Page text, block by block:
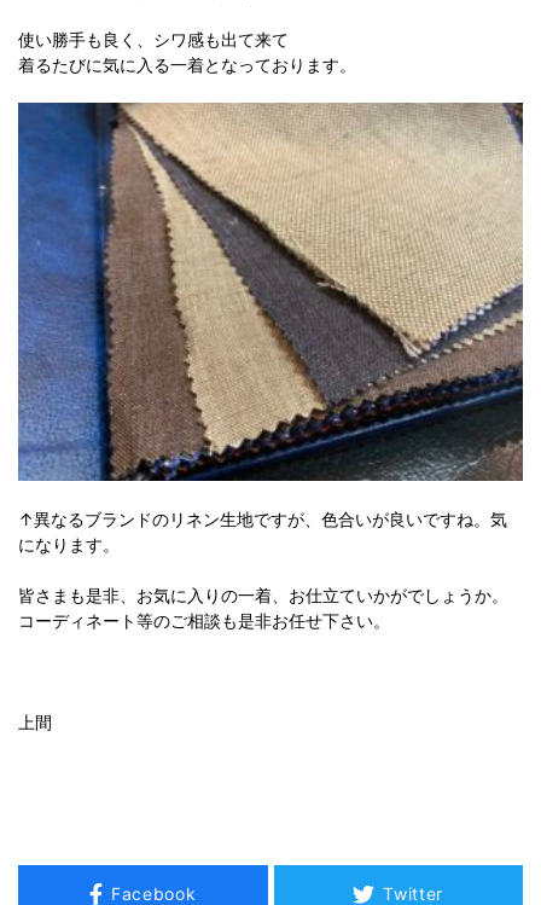
使い勝手も良く、シワ感も出て来て
着るたびに気に入る一着となっております。
↑異なるブランドのリネン生地ですが、色合いが良いですね。気
になります。
皆さまも是非、お気に入りの一着、お仕立ていかがでしょうか。
コーディネート等のご相談も是非お任せ下さい。
上間
Facebook Twitter